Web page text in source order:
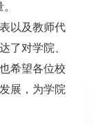
以及教师代
了对学院、
希望各位校
展，为学院